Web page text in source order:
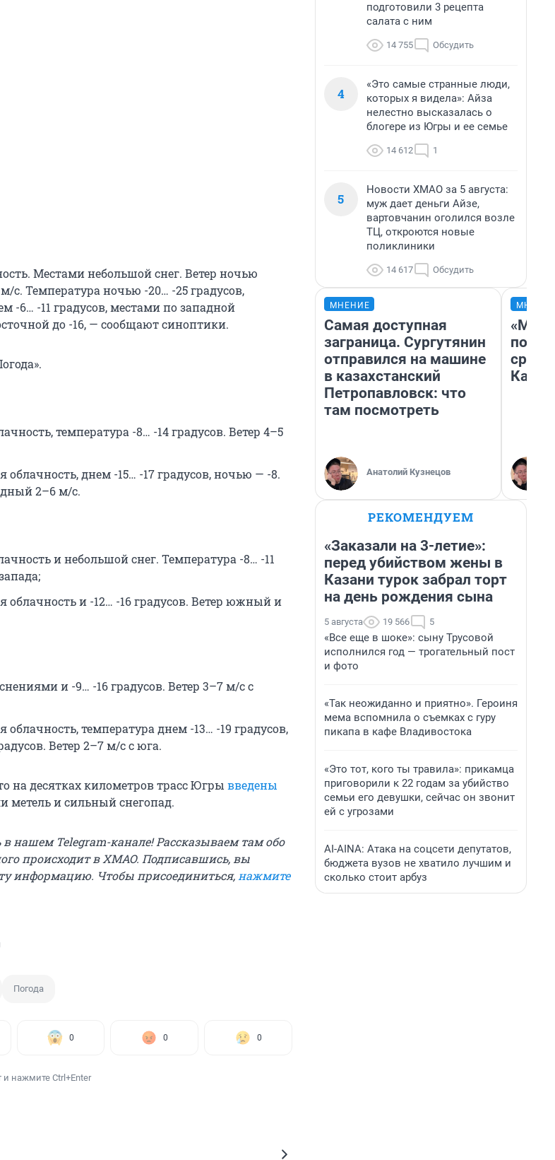
Местами небольшой снег. Ветер ночью
Температура ночью -20… -25 градусов,
-6… -11 градусов, местами по западной
до -16, — сообщают синоптики.
температура -8… -14 градусов. Ветер 4–5
облачность, днем -15… -17 градусов, ночью — -8.
2–6 м/с.
и небольшой снег. Температура -8… -11
облачность и -12… -16 градусов. Ветер южный и
и -9… -16 градусов. Ветер 3–7 м/с с
облачность, температура днем -13… -19 градусов,
Ветер 2–7 м/с с юга.
на десятках километров трасс Югры введены
метель и сильный снегопад.
нашем Telegram-канале! Рассказываем там обо
происходит в ХМАО. Подписавшись, вы
информацию. Чтобы присоединиться, нажмите
Погода
0 0 0
нажмите Ctrl+Enter
подготовили 3 рецепта
салата с ним
14 755 Обсудить
4
«Это самые странные люди,
которых я видела»: Айза
нелестно высказалась о
блогере из Югры и ее семье
14 612 1
5
Новости ХМАО за 5 августа:
муж дает деньги Айзе,
вартовчанин оголился возле
ТЦ, откроются новые
поликлиники
14 617 Обсудить
МНЕНИЕ
Самая доступная
заграница. Сургутянин
отправился на машине
в казахстанский
Петропавловск: что
там посмотреть
Анатолий Кузнецов
РЕКОМЕНДУЕМ
«Заказали на 3-летие»:
перед убийством жены в
Казани турок забрал торт
на день рождения сына
5 августа 19 566 5
«Все еще в шоке»: сыну Трусовой
исполнился год — трогательный пост
и фото
«Так неожиданно и приятно». Героиня
мема вспомнила о съемках с гуру
пикапа в кафе Владивостока
«Это тот, кого ты травила»: прикамца
приговорили к 22 годам за убийство
семьи его девушки, сейчас он звонит
ей с угрозами
AI-AINA: Атака на соцсети депутатов,
бюджета вузов не хватило лучшим и
сколько стоит арбуз